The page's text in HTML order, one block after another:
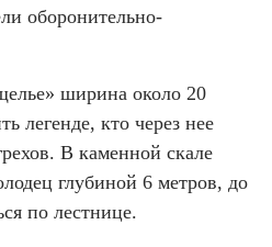
оборонительно-
ширина около 20
легенде, кто через нее
В каменной скале
глубиной 6 метров, до
по лестнице.